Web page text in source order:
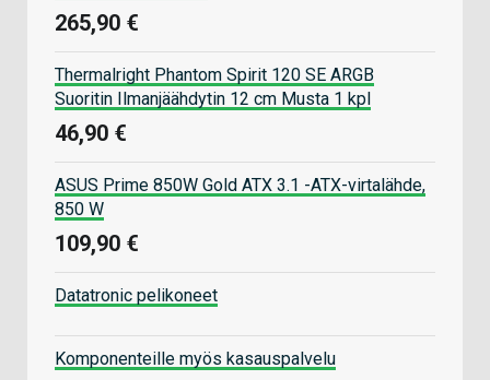
265,90 €
Thermalright Phantom Spirit 120 SE ARGB
Suoritin Ilmanjäähdytin 12 cm Musta 1 kpl
46,90 €
ASUS Prime 850W Gold ATX 3.1 -ATX-virtalähde,
850 W
109,90 €
Datatronic pelikoneet
Komponenteille myös kasauspalvelu